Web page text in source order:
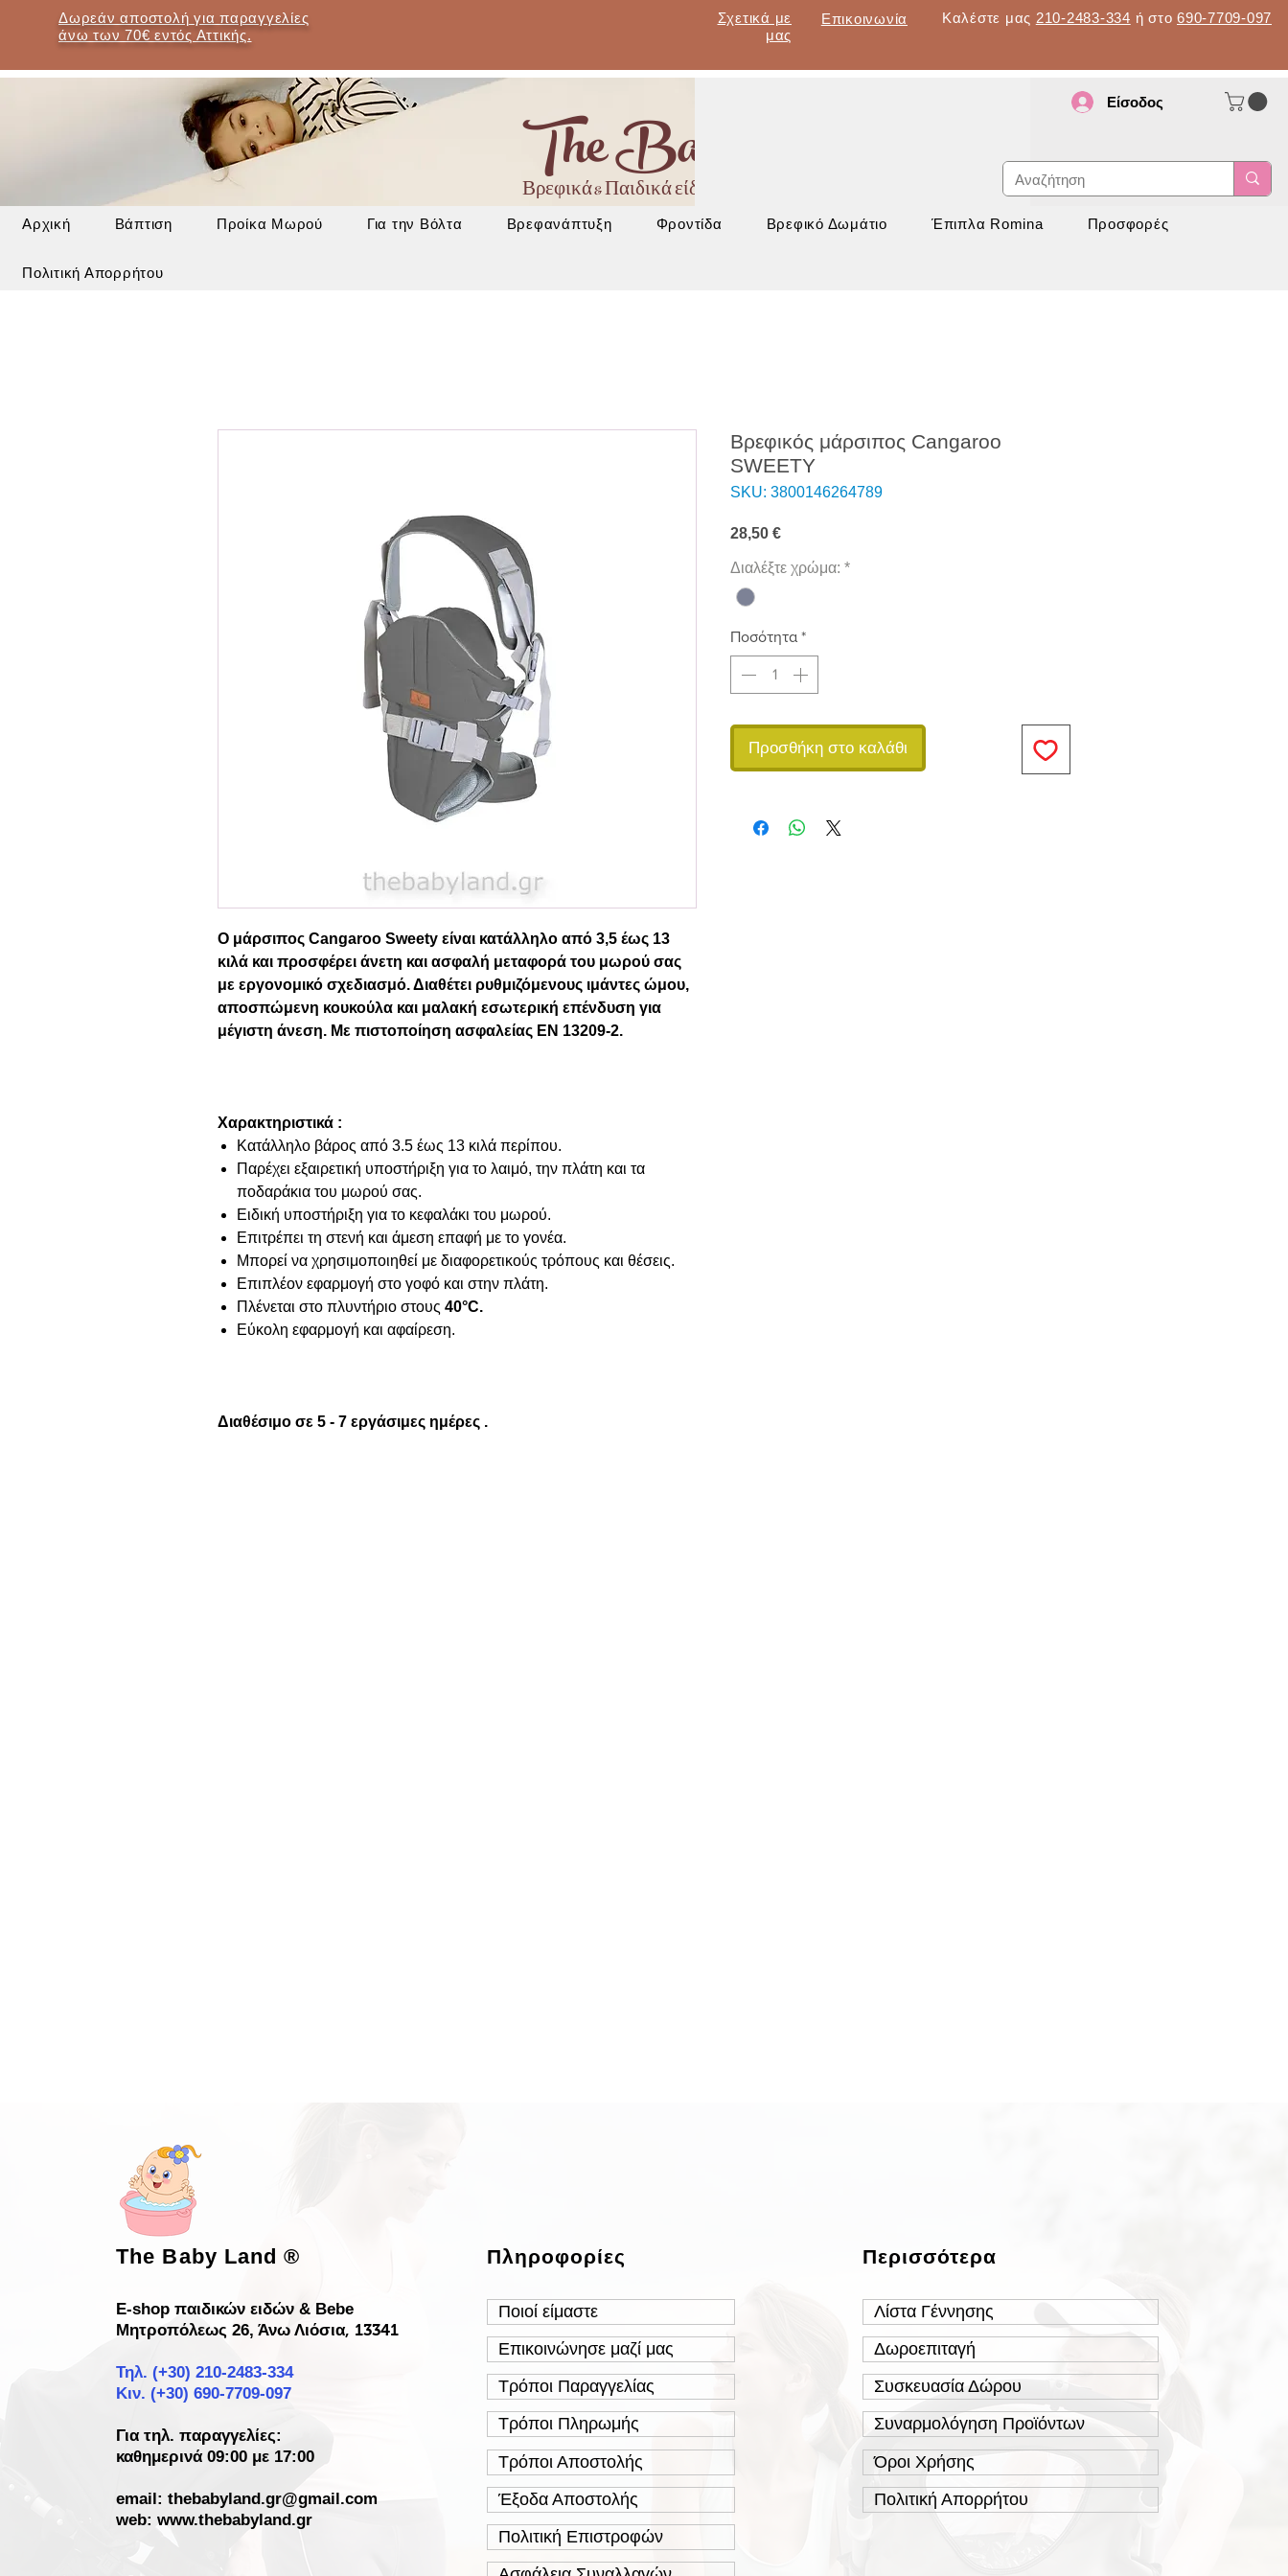
Δωρεάν αποστολή για παραγγελίες
άνω των 70€ εντός Αττικής.
Σχετικά με
μας
Επικοινωνία Καλέστε μας 210-2483-334 ή στο 690-7709-097
The Baby Land
Βρεφικά & Παιδικά είδη - Έπιπλα - Βρεφανάπτυξη
Είσοδος
Αρχική Βάπτιση Προίκα Μωρού Για την Βόλτα Βρεφανάπτυξη Φροντίδα Βρεφικό Δωμάτιο Έπιπλα Romina Προσφορές
Πολιτική Απορρήτου
Ο μάρσιπος Cangaroo Sweety είναι κατάλληλο από 3,5 έως 13
κιλά και προσφέρει άνετη και ασφαλή μεταφορά του μωρού σας
με εργονομικό σχεδιασμό. Διαθέτει ρυθμιζόμενους ιμάντες ώμου,
αποσπώμενη κουκούλα και μαλακή εσωτερική επένδυση για
μέγιστη άνεση. Με πιστοποίηση ασφαλείας EN 13209-2.
Χαρακτηριστικά :
Κατάλληλο βάρος από 3.5 έως 13 κιλά περίπου.
Παρέχει εξαιρετική υποστήριξη για το λαιμό, την πλάτη και τα
ποδαράκια του μωρού σας.
Ειδική υποστήριξη για το κεφαλάκι του μωρού.
Επιτρέπει τη στενή και άμεση επαφή με το γονέα.
Μπορεί να χρησιμοποιηθεί με διαφορετικούς τρόπους και θέσεις.
Επιπλέον εφαρμογή στο γοφό και στην πλάτη.
Πλένεται στο πλυντήριο στους 40°C.
Εύκολη εφαρμογή και αφαίρεση.
Διαθέσιμο σε 5 - 7 εργάσιμες ημέρες .
Βρεφικός μάρσιπος Cangaroo
SWEETY
SKU: 3800146264789
28,50 €Τιμή
Διαλέξτε χρώμα: *
Ποσότητα *
Προσθήκη στο καλάθι
The Baby Land®
E-shop παιδικών ειδών & Bebe
Μητροπόλεως 26, Άνω Λιόσια, 13341
Τηλ. (+30)210-2483-334
Κιν. (+30) 690-7709-097
Για τηλ. παραγγελίες:
καθημερινά 09:00 με 17:00
email:thebabyland.gr@gmail.com
web: www.thebabyland.gr
Πληροφορίες
Ποιοί είμαστε
Επικοινώνησε μαζί μας
Τρόποι Παραγγελίας
Τρόποι Πληρωμής
Τρόποι Αποστολής
Έξοδα Αποστολής
Πολιτική Επιστροφών
Περισσότερα
Λίστα Γέννησης
Δωροεπιταγή
Συσκευασία Δώρου
Συναρμολόγηση Προϊόντων
Όροι Χρήσης
Πολιτική Απορρήτου